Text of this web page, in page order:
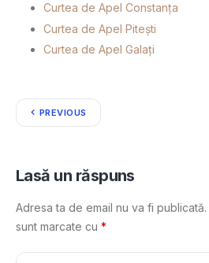
Curtea de Apel Constanța
Curtea de Apel Pitești
Curtea de Apel Galați
PREVIOUS
Lasă un răspuns
Adresa ta de email nu va fi publicată.
sunt marcate cu *